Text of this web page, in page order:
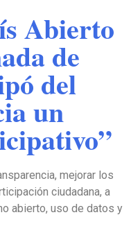
Abierto
de
del
un
mejorar los
ciudadana, a
abierto, uso de datos y